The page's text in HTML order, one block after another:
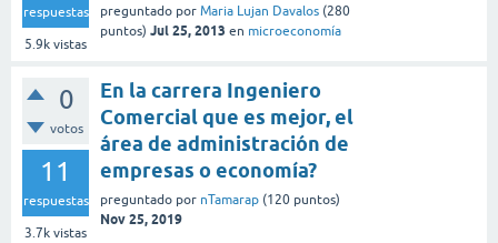
respuestas
5.9k vistas
preguntado por Maria Lujan Davalos (280
puntos) Jul 25, 2013 en microeconomía
0
votos
11
respuestas
3.7k vistas
En la carrera Ingeniero
Comercial que es mejor, el
área de administración de
empresas o economía?
preguntado por nTamarap (120 puntos)
Nov 25, 2019